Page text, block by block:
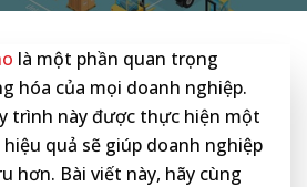
là một phần quan trọng
hóa của mọi doanh nghiệp.
trình này được thực hiện một
hiệu quả sẽ giúp doanh nghiệp
hơn. Bài viết này, hãy cùng